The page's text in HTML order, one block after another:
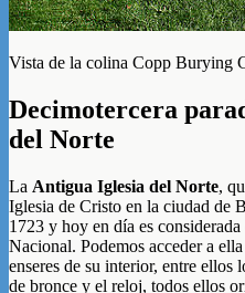
Vista de la colina Copp Burying
Decimotercera
del Norte
La Antigua Iglesia del Norte,
Iglesia de Cristo en la ciudad de
1723 y hoy en día es
Nacional. Podemos acceder a
enseres de su interior, entre ellos
de bronce y el reloj, todos ellos